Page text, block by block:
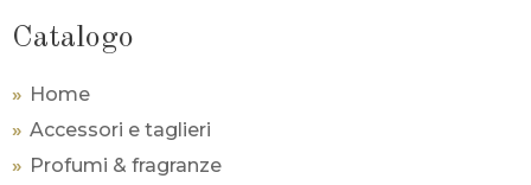
Catalogo
Home
Accessori e taglieri
Profumi & fragranze